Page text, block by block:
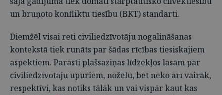
un bruņoto konfliktu tiesību (BKT) standarti.
Diemžēl visai reti civiliedzīvotāju nogalināšanas
kontekstā tiek runāts par šādas rīcības tiesiskajiem
aspektiem. Parasti plašsaziņas līdzekļos lasām par
civiliedzīvotāju upuriem, nožēlu, bet neko arī vairāk,
respektīvi, kas notiks tālāk un vai vispār kaut kas